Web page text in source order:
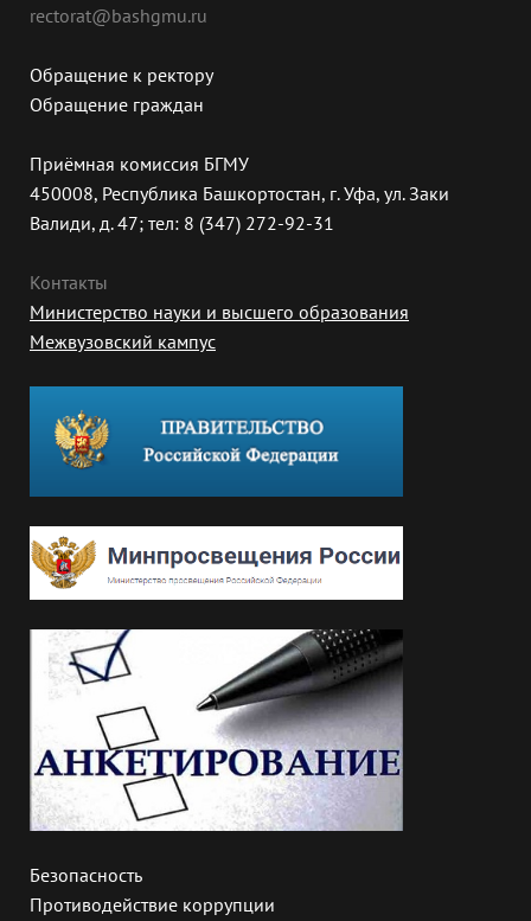
rectorat@bashgmu.ru
Обращение к ректору
Обращение граждан
Приёмная комиссия БГМУ
450008, Республика Башкортостан, г. Уфа, ул. Заки
Валиди, д. 47; тел: 8 (347) 272-92-31
Контакты
Министерство науки и высшего образования
Межвузовский кампус
Безопасность
Противодействие коррупции